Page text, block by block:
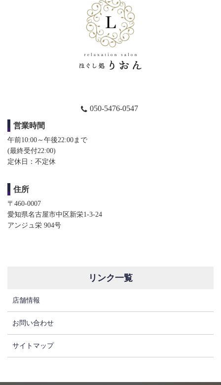
050-5476-0547
営業時間
午前10:00～午後22:00まで
(最終受付22:00)​​
定休日：不定休
住所
〒460-0007
愛知県名古屋市中区新栄1-3-24
アンジュ栄 904号
リンク一覧
店舗情報
お問い合わせ
サイトマップ